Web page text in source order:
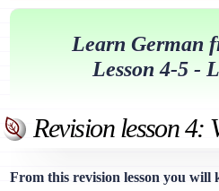
Learn German
Lesson 4-5 -
Revision lesson 4:
From this revision lesson you will